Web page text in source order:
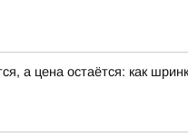
а цена остаётся: как